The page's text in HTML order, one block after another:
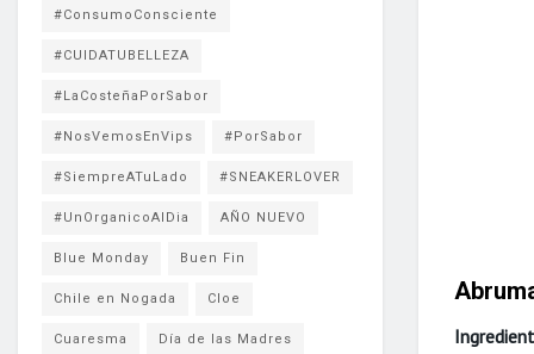
#ConsumoConsciente
#CUIDATUBELLEZA
#LaCosteñaPorSabor
#NosVemosEnVips #PorSabor
#SiempreATuLado #SNEAKERLOVER
#UnOrganicoAlDia AÑO NUEVO
Blue Monday Buen Fin
Chile en Nogada Cloe
Cuaresma Día de las Madres